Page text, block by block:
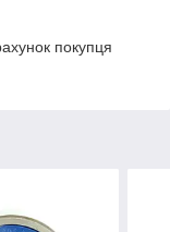
покупця